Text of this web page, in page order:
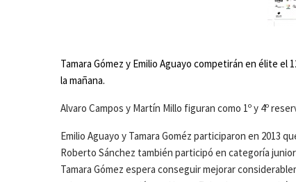
Tamara Gómez y Emilio Aguayo competirán en élite
la mañana.
Alvaro Campos y Martín Millo figuran como 1º y 4º
Emilio Aguayo y Tamara Goméz participaron en 2013
Roberto Sánchez también participó en categoría
Tamara Gómez espera conseguir mejorar